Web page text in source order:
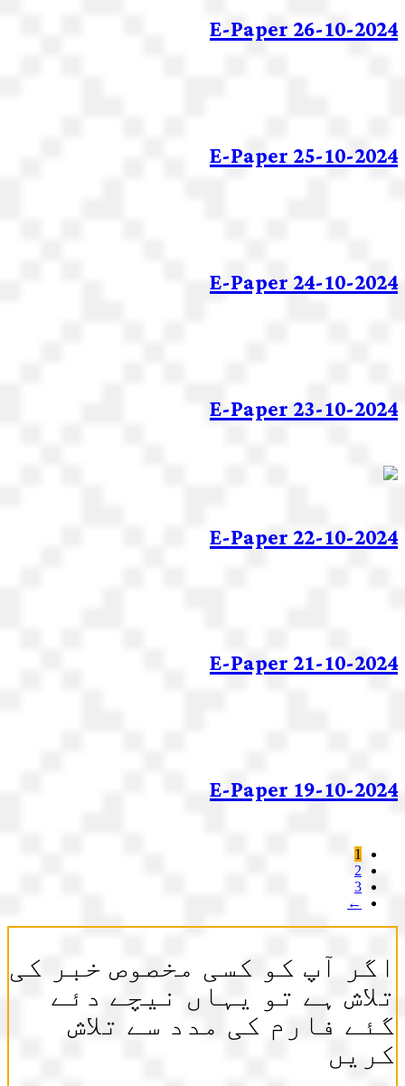
E-Paper 26-10-2024
E-Paper 25-10-2024
E-Paper 24-10-2024
E-Paper 23-10-2024
E-Paper 22-10-2024
E-Paper 21-10-2024
E-Paper 19-10-2024
1
2
3
←
اگر آپ کو کسی مخصوص خبر کی
تلاش ہے تو یہاں نیچے دئے
گئے فارم کی مدد سے تلاش
کریں